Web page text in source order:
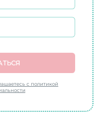
с политикой